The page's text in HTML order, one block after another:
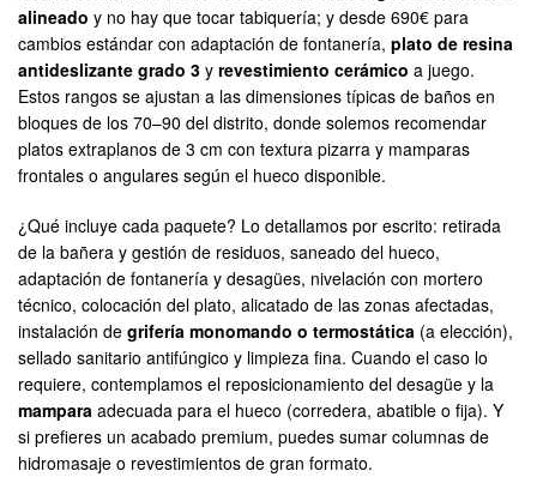
alineado y no hay que tocar tabiquería; y desde 690€ para
cambios estándar con adaptación de fontanería, plato de resina
antideslizante grado 3 y revestimiento cerámico a juego.
Estos rangos se ajustan a las dimensiones típicas de baños en
bloques de los 70–90 del distrito, donde solemos recomendar
platos extraplanos de 3 cm con textura pizarra y mamparas
frontales o angulares según el hueco disponible.
¿Qué incluye cada paquete? Lo detallamos por escrito: retirada
de la bañera y gestión de residuos, saneado del hueco,
adaptación de fontanería y desagües, nivelación con mortero
técnico, colocación del plato, alicatado de las zonas afectadas,
instalación de grifería monomando o termostática (a elección),
sellado sanitario antifúngico y limpieza fina. Cuando el caso lo
requiere, contemplamos el reposicionamiento del desagüe y la
mampara adecuada para el hueco (corredera, abatible o fija). Y
si prefieres un acabado premium, puedes sumar columnas de
hidromasaje o revestimientos de gran formato.